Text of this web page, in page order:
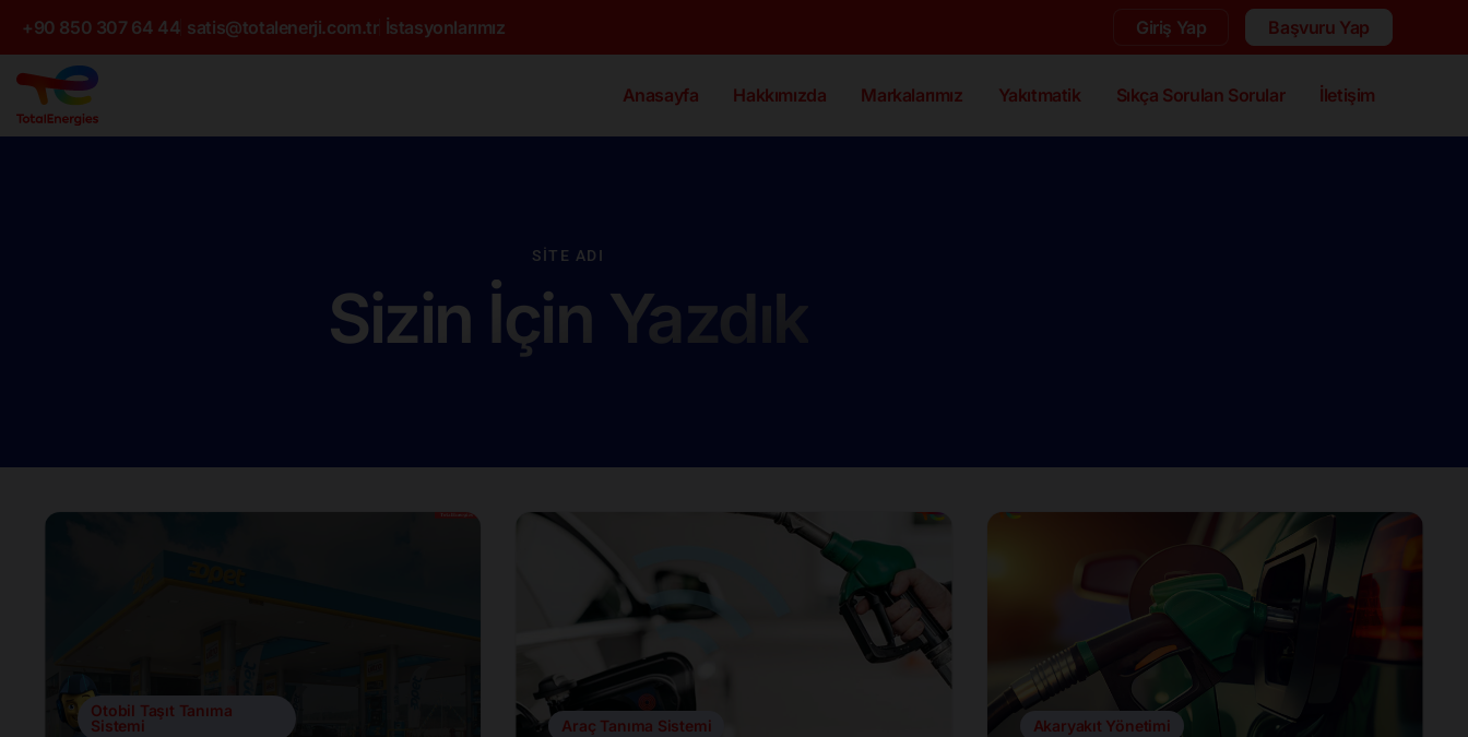
+90 850 307 64 44 satis@totalenerji.com.tr İstasyonlarımız Giriş Yap Başvuru Yap
Anasayfa Hakkımızda Markalarımız Yakıtmatik Sıkça Sorulan Sorular İletişim
SITE ADI
Sizin İçin Yazdık
Otobil Taşıt Tanıma
Sistemi
Araç Tanıma Sistemi Akaryakıt Yönetimi